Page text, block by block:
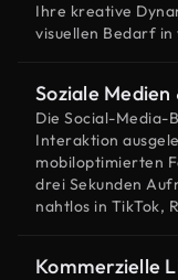
Ihre kreative
visuellen Bedarf
Soziale Medien
Die Social-Media-
Interaktion
mobiloptimierten
drei Sekunden
nahtlos in TikTok,
Kommerzielle